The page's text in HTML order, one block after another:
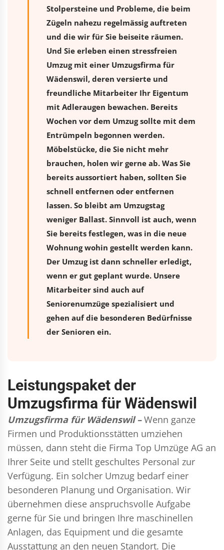
Stolpersteine und Probleme, die beim
Zügeln nahezu regelmässig auftreten
und die wir für Sie beiseite räumen.
Und Sie erleben einen stressfreien
Umzugmit einer Umzugsfirma für
Wädenswil, deren versierte und
freundliche Mitarbeiter Ihr Eigentum
mit Adleraugen bewachen. Bereits
Wochen vor dem Umzug sollte mit dem
Entrümpeln begonnen werden.
Möbelstücke, die Sie nicht mehr
brauchen, holen wir gerne ab. Was Sie
bereits aussortiert haben, sollten Sie
schnell entfernen oder entfernen
lassen. So bleibt am Umzugstag
weniger Ballast. Sinnvoll ist auch, wenn
Sie bereits festlegen, was in die neue
Wohnung wohin gestellt werden kann.
Der Umzug ist dann schneller erledigt,
wenn er gut geplant wurde. Unsere
Mitarbeiter sind auch auf
Seniorenumzüge spezialisiert und
gehen auf die besonderen Bedürfnisse
der Senioren ein.
Leistungspaket der
Umzugsfirma für Wädenswil
Umzugsfirma für Wädenswil – Wenn ganze
Firmen und Produktionsstätten umziehen
müssen, dann steht die Firma Top Umzüge AG an
Ihrer Seite und stellt geschultes Personal zur
Verfügung. Ein solcher Umzug bedarf einer
besonderen Planung und Organisation. Wir
übernehmen diese anspruchsvolle Aufgabe
gerne für Sie und bringen Ihre maschinellen
Anlagen, das Equipment und die gesamte
Ausstattung an den neuen Standort. Die